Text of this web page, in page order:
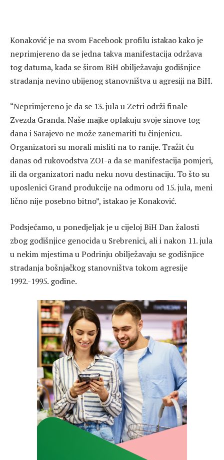
Konaković je na svom Facebook profilu istakao kako je
neprimjereno da se jedna takva manifestacija održava
tog datuma, kada se širom BiH obilježavaju godišnjice
stradanja nevino ubijenog stanovništva u agresiji na BiH.
“Neprimjereno je da se 13. jula u Zetri održi finale
Zvezda Granda. Naše majke oplakuju svoje sinove tog
dana i Sarajevo ne može zanemariti tu činjenicu.
Organizatori su morali misliti na to ranije. Tražit ću
danas od rukovodstva ZOI-a da se manifestacija pomjeri,
ili da organizatori nađu neku novu destinaciju. To što su
uposlenici Grand produkcije na odmoru od 15. jula, meni
lično nije posebno bitno”, istakao je Konaković.
Podsjećamo, u ponedjeljak je u cijeloj BiH Dan žalosti
zbog godišnjice genocida u Srebrenici, ali i nakon 11. jula
u nekim mjestima u Podrinju obilježavaju se godišnjice
stradanja bošnjačkog stanovništva tokom agresije
1992.-1995. godine.